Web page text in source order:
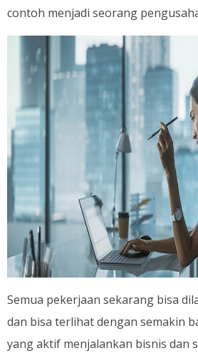
contoh menjadi seorang
Semua pekerjaan sekarang bisa
dan bisa terlihat dengan semakin
yang aktif menjalankan bisnis dan